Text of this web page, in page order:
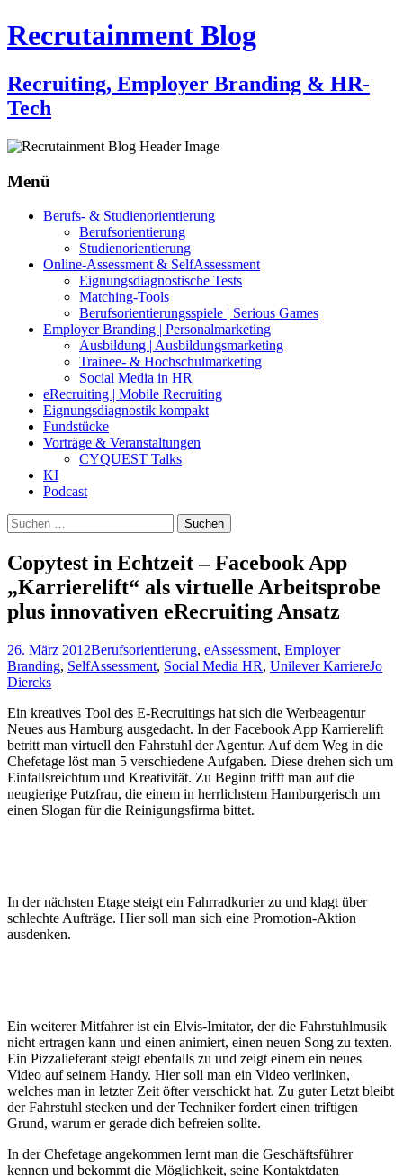
Recrutainment Blog
Recruiting, Employer Branding & HR-
Tech
Menü
Zum
Berufs- & Studienorientierung
Berufsorientierung
Studienorientierung
Online-Assessment & SelfAssessment
Eignungsdiagnostische Tests
Matching-Tools
Berufsorientierungsspiele | Serious Games
Employer Branding | Personalmarketing
Ausbildung | Ausbildungsmarketing
Trainee- & Hochschulmarketing
Social Media in HR
eRecruiting | Mobile Recruiting
Eignungsdiagnostik kompakt
Fundstücke
Vorträge & Veranstaltungen
CYQUEST Talks
KI
Podcast
Suchen
nach:
Copytest in Echtzeit – Facebook App
„Karrierelift“ als virtuelle Arbeitsprobe
plus innovativen eRecruiting Ansatz
26. März 2012Berufsorientierung, eAssessment, Employer
Branding, SelfAssessment, Social Media HR, Unilever KarriereJo
Diercks
Ein kreatives Tool des E-Recruitings hat sich die Werbeagentur
Neues aus Hamburg ausgedacht. In der Facebook App Karrierelift
betritt man virtuell den Fahrstuhl der Agentur. Auf dem Weg in die
Chefetage löst man 5 verschiedene Aufgaben. Diese drehen sich um
Einfallsreichtum und Kreativität. Zu Beginn trifft man auf die
neugierige Putzfrau, die einem in herrlichstem Hamburgerisch um
einen Slogan für die Reinigungsfirma bittet.
In der nächsten Etage steigt ein Fahrradkurier zu und klagt über
schlechte Aufträge. Hier soll man sich eine Promotion-Aktion
ausdenken.
Ein weiterer Mitfahrer ist ein Elvis-Imitator, der die Fahrstuhlmusik
nicht ertragen kann und einen animiert, einen neuen Song zu texten.
Ein Pizzalieferant steigt ebenfalls zu und zeigt einem ein neues
Video auf seinem Handy. Hier soll man ein Video verlinken,
welches man in letzter Zeit öfter verschickt hat. Zu guter Letzt bleibt
der Fahrstuhl stecken und der Techniker fordert einen triftigen
Grund, warum er gerade dich befreien sollte.
In der Chefetage angekommen lernt man die Geschäftsführer
kennen und bekommt die Möglichkeit, seine Kontaktdaten